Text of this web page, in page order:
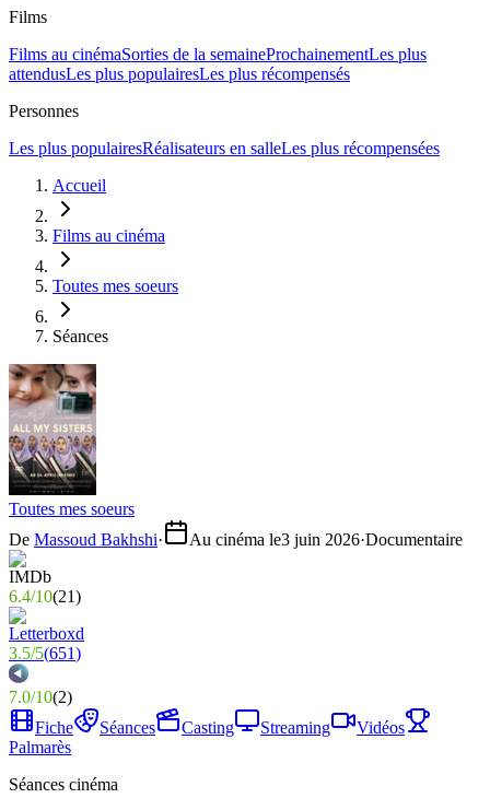
Films
Films au cinémaSorties de la semaineProchainementLes plus
attendusLes plus populairesLes plus récompensés
Personnes
Les plus populairesRéalisateurs en salleLes plus récompensées
Accueil
Films au cinéma
Toutes mes soeurs
Séances
Toutes mes soeurs
De Massoud Bakhshi· Au cinéma le3 juin 2026·Documentaire
6.4/10(21)
3.5/5(651)
7.0/10(2)
Fiche
Séances Casting Streaming
Vidéos
Palmarès
Séances cinéma